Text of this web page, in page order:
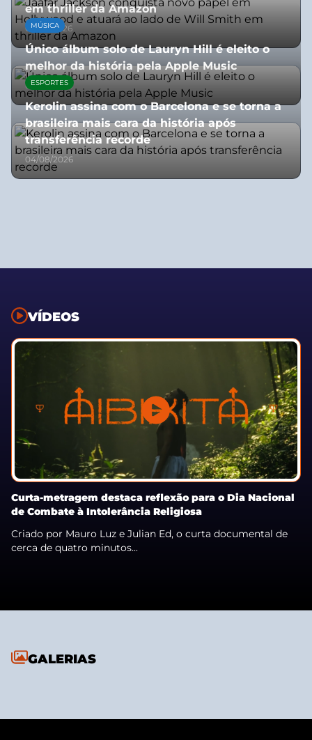
em thriller da Amazon
06/08/2026
MÚSICA
Único álbum solo de Lauryn Hill é eleito o
melhor da história pela Apple Music
06/08/2026
ESPORTES
Kerolin assina com o Barcelona e se torna a
brasileira mais cara da história após
transferência recorde
04/08/2026
VÍDEOS
Curta-metragem destaca reflexão para o Dia Nacional
de Combate à Intolerância Religiosa
Criado por Mauro Luz e Julian Ed, o curta documental de
cerca de quatro minutos...
GALERIAS